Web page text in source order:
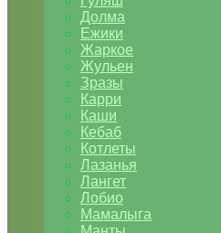
Долма
Ежики
Жаркое
Жульен
Зразы
Карри
Каши
Кебаб
Котлеты
Лазанья
Лангет
Лобио
Мамалыга